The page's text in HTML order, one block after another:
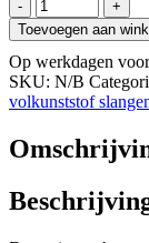
-
Profil-
ESD
-
stofzuigerslang
aantal
+
Toevoegen aan
Op werkdagen
SKU: N/B
volkunststof